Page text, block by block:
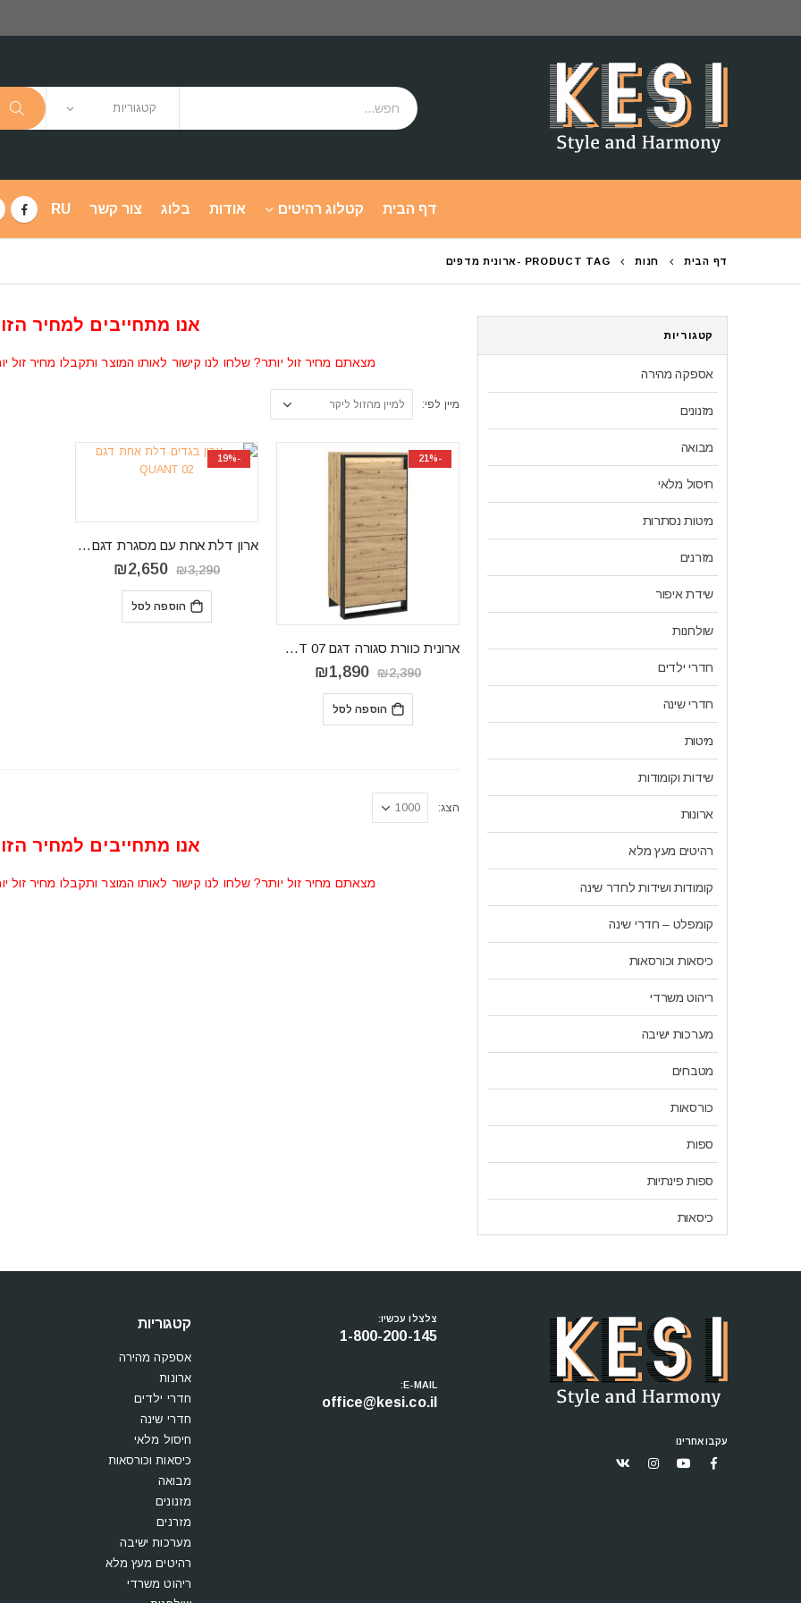
קטגוריות
דף הבית קטלוג רהיטים אודות בלוג צור קשר RU
דף הבית חנות PRODUCT TAG - ארונית מדפים
אנו מתחייבים למחיר
מצאתם מחיר זול יותר? שלחו לנו קישור לאותו המוצר ותקבלו מחיר זול
מיין לפי:
-21%
ארונית כוורת סגורה דגם QUANT 07
₪2,390
המחיר
היה:
₪2,390.
₪1,890
הוספה לסל
-19%
ארון דלת אחת עם מסגרת דגם QUANT 02
₪3,290
המחיר
היה:
₪3,290.
₪2,650
הוספה לסל
הצג:
אנו מתחייבים למחיר
מצאתם מחיר זול יותר? שלחו לנו קישור לאותו המוצר ותקבלו מחיר זול
קטגוריות
אספקה מהירה
מזנונים
מבואה
חיסול מלאי
מיטות נסתרות
מזרנים
שידת איפור
שולחנות
חדרי ילדים
חדרי שינה
מיטות
שידות וקומודות
ארונות
רהיטים מעץ מלא
קומודות ושידות לחדר שינה
קומפלט – חדרי שינה
כיסאות וכורסאות
ריהוט משרדי
מערכות ישיבה
מטבחים
כורסאות
ספות
ספות פינתיות
כיסאות
עקבו אחרינו
צלצלו עכשיו:
1-800-200-145
E-MAIL:
office@kesi.co.il
קטגוריות
אספקה מהירה
ארונות
חדרי ילדים
חדרי שינה
חיסול מלאי
כיסאות וכורסאות
מבואה
מזנונים
מזרנים
מערכות ישיבה
רהיטים מעץ מלא
ריהוט משרדי